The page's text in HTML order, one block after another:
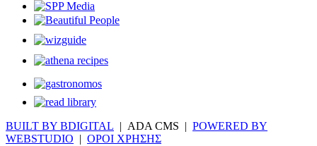
BUILT BY BDIGITAL | ADA CMS | POWERED BY
WEBSTUDIO | ΟΡΟΙ ΧΡΗΣΗΣ